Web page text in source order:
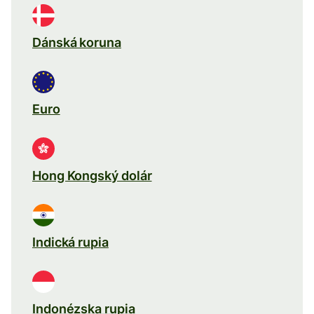
Dánská koruna
Euro
Hong Kongský dolár
Indická rupia
Indonézska rupia